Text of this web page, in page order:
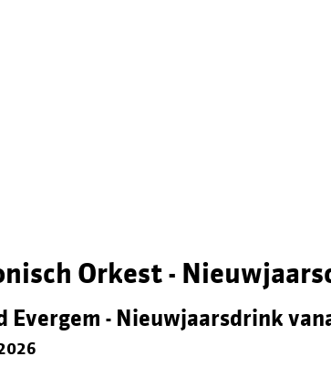
Orkest -
Evergem - Nieuwjaarsdrink